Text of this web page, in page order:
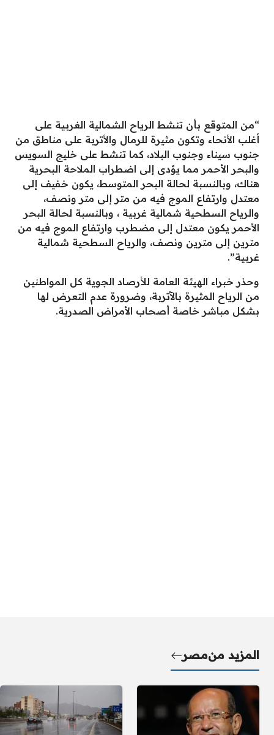
“من المتوقع بأن تنشط الرياح الشمالية الغربية على
أغلب الأنحاء وتكون مثيرة للرمال والأتربة على مناطق من
جنوب سيناء وجنوب البلاد، كما تنشط على خليج السويس
والبحر الأحمر مما يؤدى إلى اضطراب الملاحة البحرية
هناك، وبالنسبة لحالة البحر المتوسط، يكون خفيف إلى
معتدل وارتفاع الموج فيه من متر إلى متر ونصف،
والرياح السطحية شمالية غربية ، وبالنسبة لحالة البحر
الأحمر يكون معتدل إلى مضطرب وارتفاع الموج فيه من
مترين إلى مترين ونصف، والرياح السطحية شمالية
غربية”.
وحذر خبراء الهيئة العامة للأرصاد الجوية كل المواطنين
من الرياح المثيرة بالآتربة، وضرورة عدم التعرض لها
بشكل مباشر خاصة أصحاب الأمراض الصدرية.
المزيد منمصر